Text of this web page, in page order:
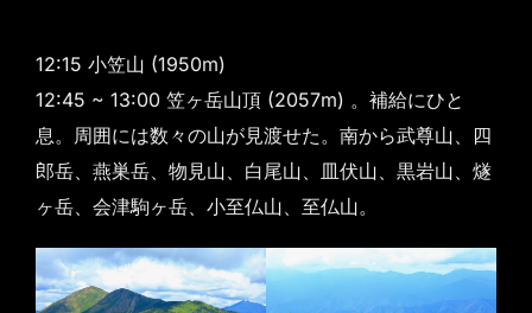
12:15 小笠山 (1950m)
12:45 ~ 13:00 笠ヶ岳山頂 (2057m) 。補給にひと
息。周囲には数々の山が見渡せた。南から武尊山、四
郎岳、燕巣岳、物見山、白尾山、皿伏山、黒岩山、燧
ヶ岳、会津駒ヶ岳、小至仏山、至仏山。